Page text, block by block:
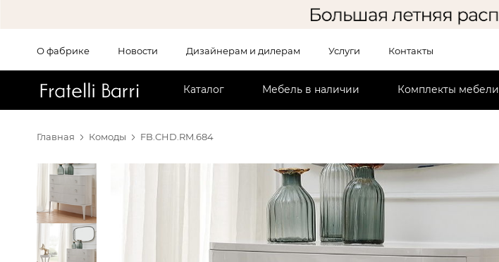
О фабрике Новости Дизайнерам и дилерам Услуги Контакты
Каталог Мебель в наличии Комплекты мебели
Главная Комоды FB.CHD.RM.684